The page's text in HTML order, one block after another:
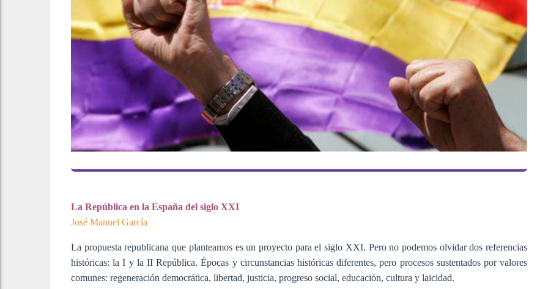
La República en la España del siglo XXI
José Manuel García
La propuesta republicana que planteamos es un proyecto para el siglo XXI. Pero no podemos olvidar dos referencias
históricas: la I y la II República. Épocas y circunstancias históricas diferentes, pero procesos sustentados por valores
comunes: regeneración democrática, libertad, justicia, progreso social, educación, cultura y laicidad.